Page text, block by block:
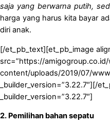
saja yang berwarna putih,
harga yang harus kita bayar
diri anak.
[/et_pb_text][et_pb_image
src=”https://
content/uploads/2019/07/
_builder_version=”3.22.7″][/
_builder_version=”3.22.7″]
2. Pemilihan bahan sepatu